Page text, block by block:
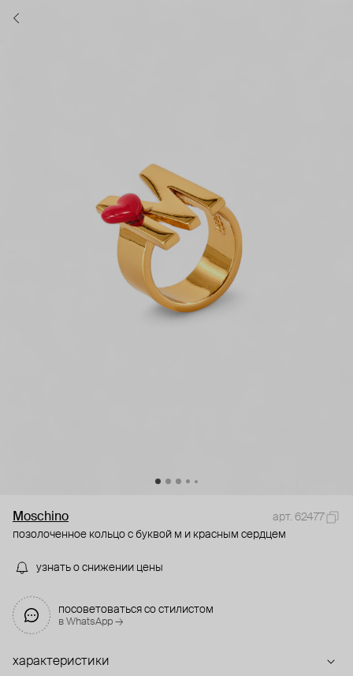
Moschino
арт. 62477
позолоченное кольцо с буквой м и красным сердцем
узнать о снижении цены
посоветоваться со стилистом
в WhatsApp →
характеристики